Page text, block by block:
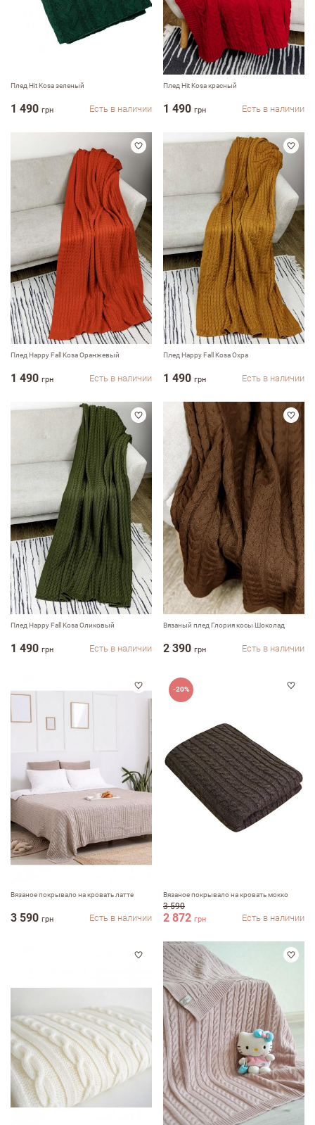
Плед Hit Kosa зеленый
1 490 грн Есть в наличии
Плед Hit Kosa красный
1 490 грн Есть в наличии
Плед Happy Fall Kosa Оранжевый
1 490 грн Есть в наличии
Плед Happy Fall Kosa Охра
1 490 грн Есть в наличии
Плед Happy Fall Kosa Оликовый
1 490 грн Есть в наличии
Вязаный плед Глория косы Шоколад
2 390 грн Есть в наличии
Вязаное покрывало на кровать латте
3 590 грн Есть в наличии
-20%
Вязаное покрывало на кровать мокко
3 590
2 872 грн Есть в наличии